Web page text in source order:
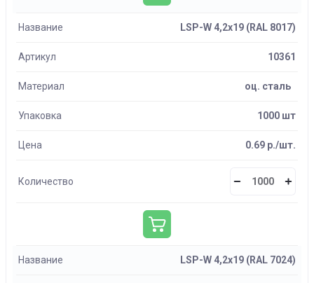
Название LSP-W 4,2х19 (RAL 8017)
Артикул 10361
Материал оц. сталь
Упаковка 1000 шт
Цена 0.69 р./шт.
Количество
Название LSP-W 4,2х19 (RAL 7024)